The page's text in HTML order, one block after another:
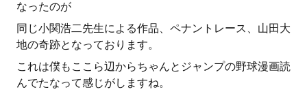
なったのが
同じ小関浩二先生による作品、ペナントレース、山田大
地の奇跡となっております。
これは僕もここら辺からちゃんとジャンプの野球漫画読
んでたなって感じがしますね。